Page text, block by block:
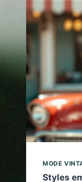
MODE
Styles